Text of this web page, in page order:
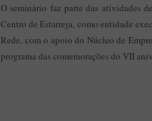
O seminário faz parte das atividades
Centro de Estarreja, como entidade
Rede, com o apoio do Núcleo de
programa das comemorações do VII